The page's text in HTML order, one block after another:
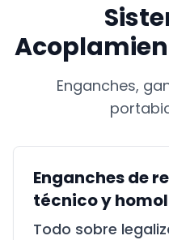
Enganches,
Enganches de
técnico y
Todo sobre